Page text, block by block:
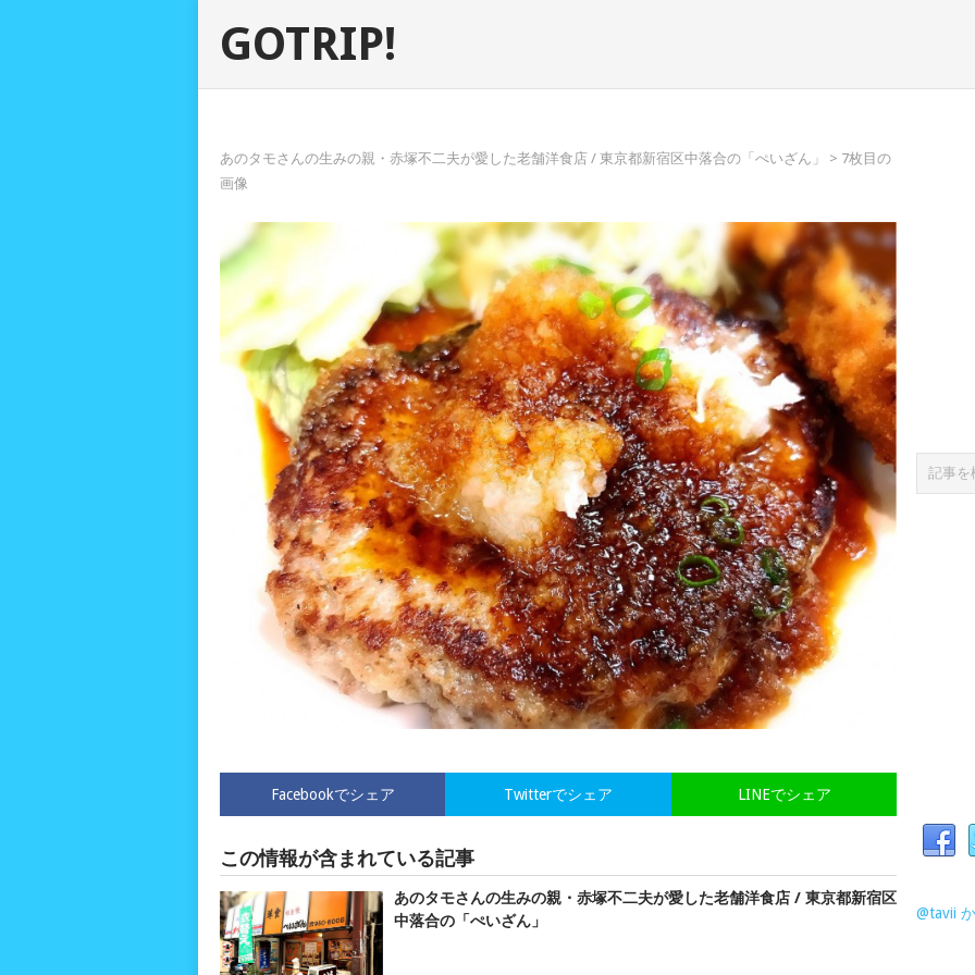
GOTRIP!
あのタモさんの生みの親・赤塚不二夫が愛した老舗洋食店 / 東京都新宿区中落合の「ぺいざん」
> 7枚目の
画像
Facebookでシェア LINEでシェア
Twitterでシェア
この情報が含まれている記事
あのタモさんの生みの親・赤塚不二夫が愛した老舗洋食店 / 東京都新宿区
中落合の「ぺいざん」
@tavii